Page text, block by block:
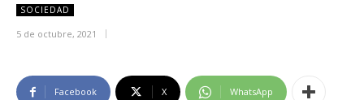
SOCIEDAD
5 de octubre, 2021
Facebook X WhatsApp